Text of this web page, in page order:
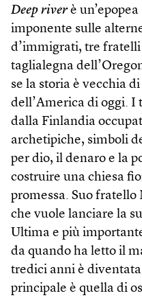
Deep riverè
imponente sulle
d’immigrati, tre
taglialegna
se la storia è vecchia
dell’America di oggi.
dalla Finlandia
archetipiche, simboli
per dio, il denaro e la
costruire una chiesa
promessa. Suo
che vuole lanciare la
Ultima e più
da quando ha letto il
tredici anni è
principale è quella di